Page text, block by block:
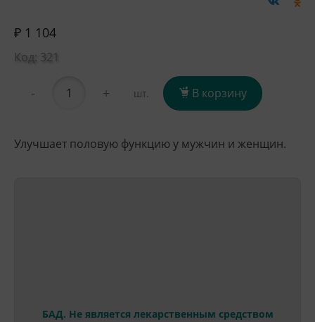
₽ 1 104
Код: 321
- + шт. В корзину
Улучшает половую функцию у мужчин и женщин.
БАД. Не является лекарственным средством